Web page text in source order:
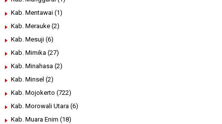
Kab. Mentawai (1)
Kab. Merauke (2)
Kab. Mesuji (6)
Kab. Mimika (27)
Kab. Minahasa (2)
Kab. Minsel (2)
Kab. Mojokerto (722)
Kab. Morowali Utara (6)
Kab. Muara Enim (18)